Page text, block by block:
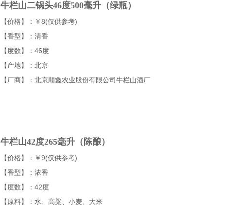
牛栏山二锅头46度500毫升（绿瓶）
【价格】：￥8(仅供参考)
【香型】：清香
【度数】：46度
【产地】：北京
【厂商】：北京顺鑫农业股份有限公司牛栏山酒厂
牛栏山42度265毫升（陈酿）
【价格】：￥9(仅供参考)
【香型】：浓香
【度数】：42度
【原料】：水、高粱、小麦、大米